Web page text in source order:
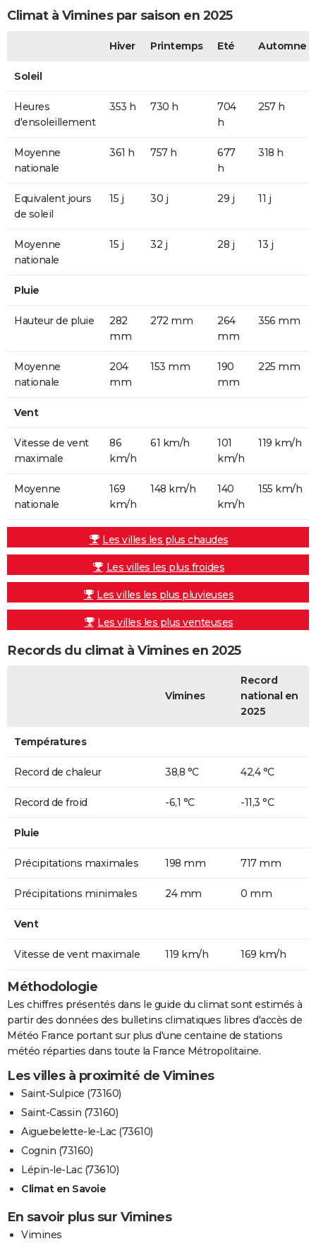
Climat à Vimines par saison en 2025
Hiver Printemps Eté Automne
Soleil
Heures
d'ensoleillement
353 h 730 h
704
h
257 h
Moyenne
nationale
361 h 757 h
677
h
318 h
Equivalent jours
de soleil
15 j 30 j 29 j 11 j
Moyenne
nationale
15 j 32 j 28 j 13 j
Pluie
Hauteur de pluie
282
mm
272 mm
264
mm
356 mm
Moyenne
nationale
204
mm
153 mm
190
mm
225 mm
Vent
Vitesse de vent
maximale
86
km/h
61 km/h
101
km/h
119 km/h
Moyenne
nationale
169
km/h
148 km/h
140
km/h
155 km/h
Les villes les plus chaudes
Les villes les plus froides
Les villes les plus pluvieuses
Les villes les plus venteuses
Records du climat à Vimines en 2025
Vimines
Record
national en
2025
Températures
Record de chaleur 38,8 °C 42,4 °C
Record de froid -6,1 °C -11,3 °C
Pluie
Précipitations maximales 198 mm 717 mm
Précipitations minimales 24 mm 0 mm
Vent
Vitesse de vent maximale 119 km/h 169 km/h
Méthodologie
Les chiffres présentés dans le guide du climat sont estimés à
partir des données des bulletins climatiques libres d'accès de
Météo France portant sur plus d'une centaine de stations
météo réparties dans toute la France Métropolitaine.
Les villes à proximité de Vimines
Saint-Sulpice (73160)
Saint-Cassin (73160)
Aiguebelette-le-Lac (73610)
Cognin (73160)
Lépin-le-Lac (73610)
Climat en Savoie
En savoir plus sur Vimines
Vimines